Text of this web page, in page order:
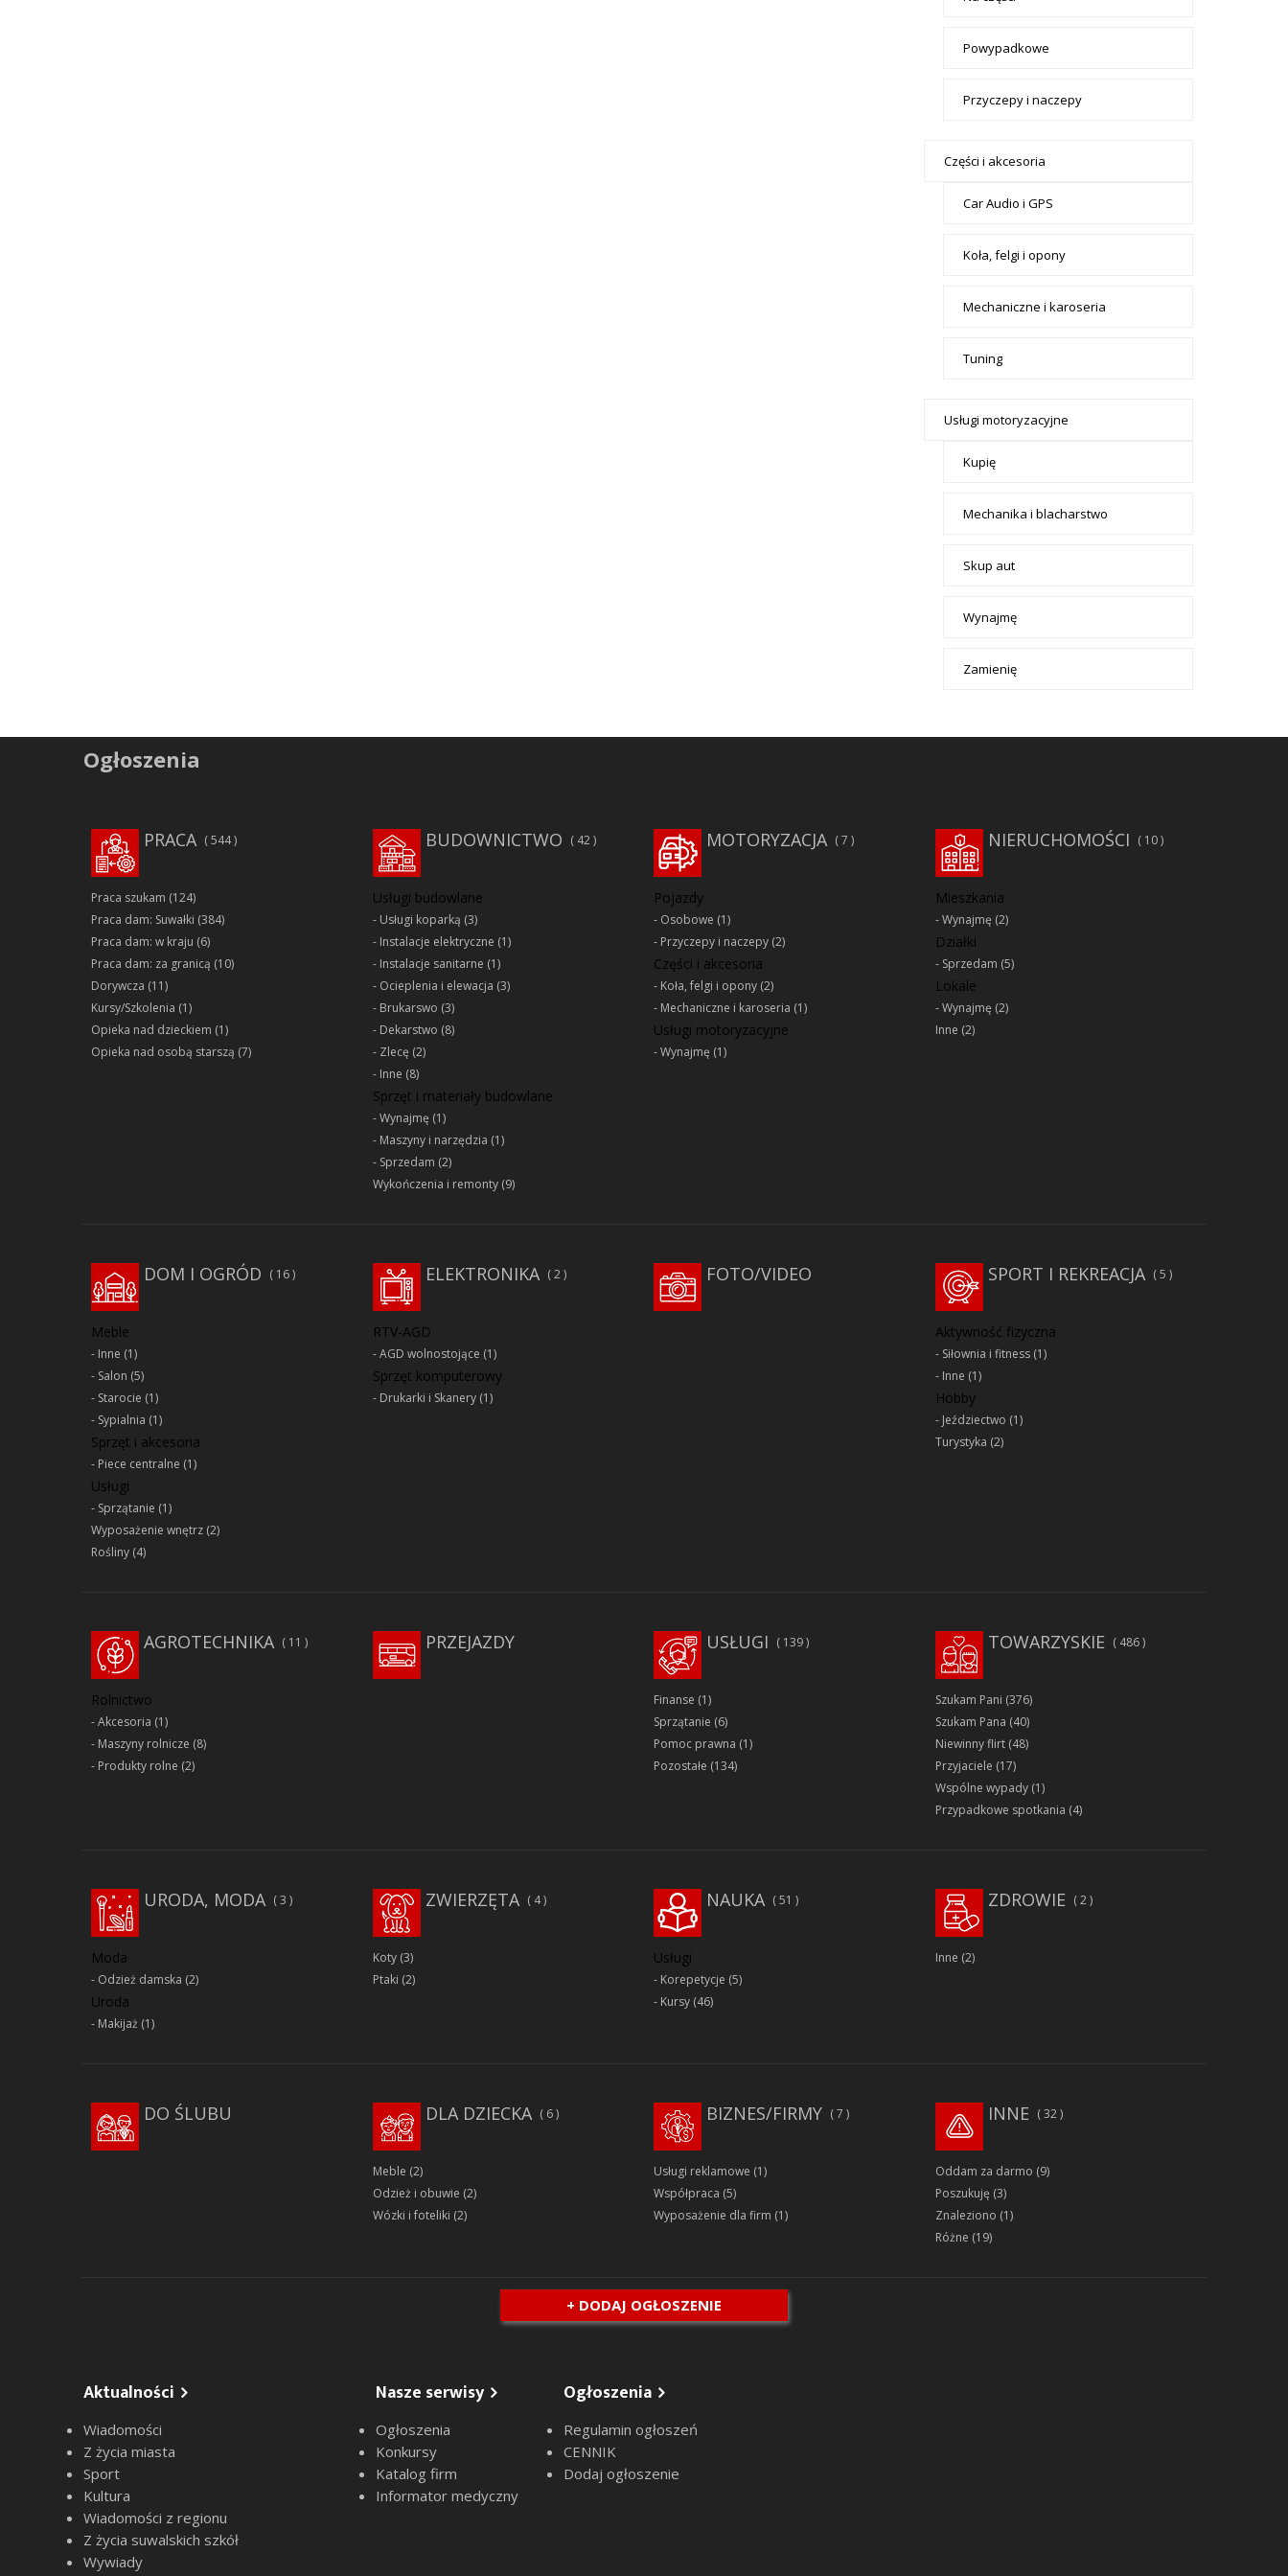
Powypadkowe
Przyczepy i naczepy
Części i akcesoria
Car Audio i GPS
Koła, felgi i opony
Mechaniczne i karoseria
Tuning
Usługi motoryzacyjne
Kupię
Mechanika i blacharstwo
Skup aut
Wynajmę
Zamienię
Ogłoszenia
PRACA 544
Praca szukam (124)
Praca dam: Suwałki (384)
Praca dam: w kraju (6)
Praca dam: za granicą (10)
Dorywcza (11)
Kursy/Szkolenia (1)
Opieka nad dzieckiem (1)
Opieka nad osobą starszą (7)
BUDOWNICTWO 42
Usługi budowlane
Usługi koparką (3)
Instalacje elektryczne (1)
Instalacje sanitarne (1)
Ocieplenia i elewacja (3)
Brukarswo (3)
Dekarstwo (8)
Zlecę (2)
Inne (8)
Sprzęt i materiały budowlane
Wynajmę (1)
Maszyny i narzędzia (1)
Sprzedam (2)
Wykończenia i remonty(9)
MOTORYZACJA 7
Pojazdy
Osobowe (1)
Przyczepy i naczepy (2)
Części i akcesoria
Koła, felgi i opony (2)
Mechaniczne i karoseria (1)
Usługi motoryzacyjne
Wynajmę (1)
NIERUCHOMOŚCI 10
Mieszkania
Wynajmę (2)
Działki
Sprzedam (5)
Lokale
Wynajmę (2)
Inne (2)
DOM I OGRÓD 16
Meble
Inne (1)
Salon (5)
Starocie (1)
Sypialnia (1)
Sprzęt i akcesoria
Piece centralne (1)
Usługi
Sprzątanie (1)
Wyposażenie wnętrz (2)
Rośliny (4)
2
ELEKTRONIKA
RTV-AGD
AGD wolnostojące (1)
Sprzęt komputerowy
Drukarki i Skanery(1)
FOTO/VIDEO SPORT I REKREACJA 5
Aktywność fizyczna
Siłownia i fitness(1)
Inne (1)
Hobby
Jeździectwo (1)
Turystyka (2)
AGROTECHNIKA 11
Rolnictwo
Akcesoria (1)
Maszyny rolnicze (8)
Produkty rolne (2)
PRZEJAZDY 139
USŁUGI
Finanse (1)
Sprzątanie (6)
Pomoc prawna (1)
Pozostałe (134)
TOWARZYSKIE 486
Szukam Pani (376)
Szukam Pana (40)
Niewinny flirt(48)
Przyjaciele (17)
Wspólne wypady(1)
Przypadkowe spotkania (4)
URODA, MODA 3
Moda
Odzież damska (2)
Uroda
Makijaż (1)
ZWIERZĘTA 4
Koty(3)
Ptaki (2)
51
NAUKA
Usługi
Korepetycje (5)
Kursy (46)
ZDROWIE 2
Inne (2)
DO ŚLUBU 6
DLA DZIECKA
Meble (2)
Odzież i obuwie (2)
Wózki i foteliki (2)
7
BIZNES/FIRMY
Usługi reklamowe (1)
Współpraca (5)
Wyposażenie dla firm (1)
32
INNE
Oddam za darmo (9)
Poszukuję (3)
Znaleziono (1)
Różne (19)
+ DODAJ OGŁOSZENIE
Aktualności
Wiadomości
Z życia miasta
Sport
Kultura
Wiadomości z regionu
Z życia suwalskich szkół
Wywiady
Nasze serwisy
Ogłoszenia
Konkursy
Katalog firm
Informator medyczny
Ogłoszenia
Regulamin ogłoszeń
CENNIK
Dodaj ogłoszenie